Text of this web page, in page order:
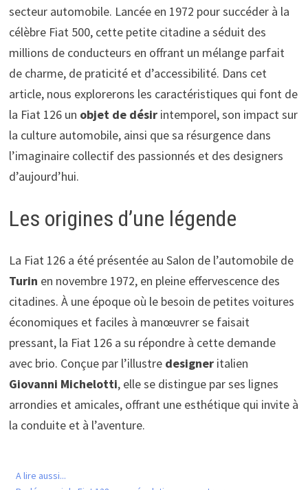
secteur automobile. Lancée en 1972 pour succéder à la
célèbre Fiat 500, cette petite citadine a séduit des
millions de conducteurs en offrant un mélange parfait
de charme, de praticité et d’accessibilité. Dans cet
article, nous explorerons les caractéristiques qui font de
la Fiat 126 un objet de désirintemporel, son impact sur
la culture automobile, ainsi que sa résurgence dans
l’imaginaire collectif des passionnés et des designers
d’aujourd’hui.
Les origines d’une légende
La Fiat 126 a été présentée au Salon de l’automobile de
Turin en novembre 1972, en pleine effervescence des
citadines. À une époque où le besoin de petites voitures
économiques et faciles à manœuvrer se faisait
pressant, la Fiat 126 a su répondre à cette demande
avec brio. Conçue par l’illustre designeritalien
Giovanni Michelotti, elle se distingue par ses lignes
arrondies et amicales, offrant une esthétique qui invite à
la conduite et à l’aventure.
A lire aussi...